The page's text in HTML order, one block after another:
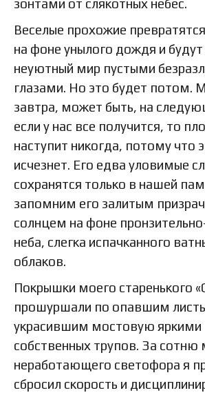
зонтами от слякотных небес.
Веселые прохожие
на фоне унылого дождя и будут
неуютный мир пустыми
глазами. Но это будет потом.
завтра, может быть, на
если у нас все получится, то
наступит никогда, потому что
исчезнет. Его едва уловимые
сохранятся только в нашей
запомним его залитым
солнцем на фоне
неба, слегка испачканного
облаков.
Покрышки моего старенького
прошуршали по опавшим
украсившим мостовую яркими
собственных трупов. За сотню
неработающего светофора я
сбросил скорость и